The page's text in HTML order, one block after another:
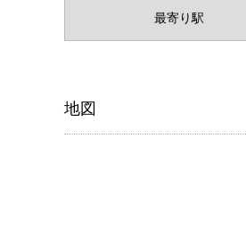
最寄り駅
地図